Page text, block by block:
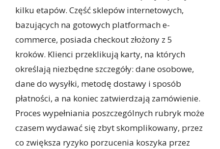
kilku etapów. Część sklepów internetowych,
bazujących na gotowych platformach e-
commerce, posiada checkout złożony z 5
kroków. Klienci przeklikują karty, na których
określają niezbędne szczegóły: dane osobowe,
dane do wysyłki, metodę dostawy i sposób
płatności, a na koniec zatwierdzają zamówienie.
Proces wypełniania poszczególnych rubryk może
czasem wydawać się zbyt skomplikowany, przez
co zwiększa ryzyko porzucenia koszyka przez